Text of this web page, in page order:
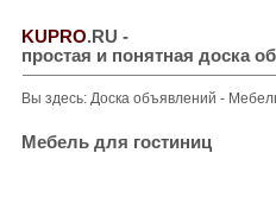
KUPRO.RU -
простая и понятная доска
Вы здесь: Доска объявлений -
Мебель для гостиниц